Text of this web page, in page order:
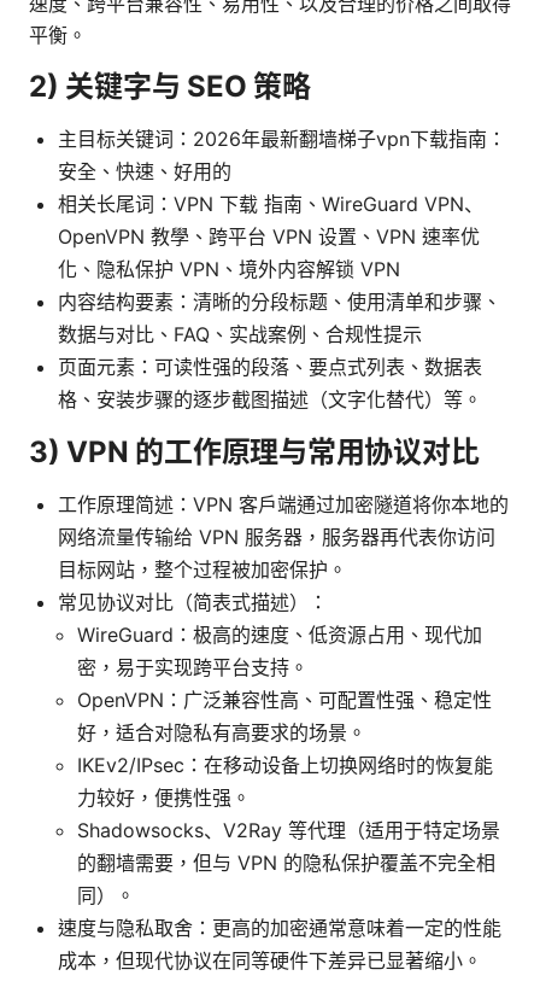
平衡。
2) 关键字与 SEO 策略
主目标关键词：2026年最新翻墙梯子vpn下载指南：
安全、快速、好用的
相关长尾词：VPN 下载 指南、WireGuard VPN、
OpenVPN 教學、跨平台 VPN 设置、VPN 速率优
化、隐私保护 VPN、境外内容解锁 VPN
内容结构要素：清晰的分段标题、使用清单和步骤、
数据与对比、FAQ、实战案例、合规性提示
页面元素：可读性强的段落、要点式列表、数据表
格、安装步骤的逐步截图描述（文字化替代）等。
3) VPN 的工作原理与常用协议对比
工作原理简述：VPN 客户端通过加密隧道将你本地的
网络流量传输给 VPN 服务器，服务器再代表你访问
目标网站，整个过程被加密保护。
常见协议对比（简表式描述）：
WireGuard：极高的速度、低资源占用、现代加
密，易于实现跨平台支持。
OpenVPN：广泛兼容性高、可配置性强、稳定性
好，适合对隐私有高要求的场景。
IKEv2/IPsec：在移动设备上切换网络时的恢复能
力较好，便携性强。
Shadowsocks、V2Ray 等代理（适用于特定场景
的翻墙需要，但与 VPN 的隐私保护覆盖不完全相
同）。
速度与隐私取舍：更高的加密通常意味着一定的性能
成本，但现代协议在同等硬件下差异已显著缩小。